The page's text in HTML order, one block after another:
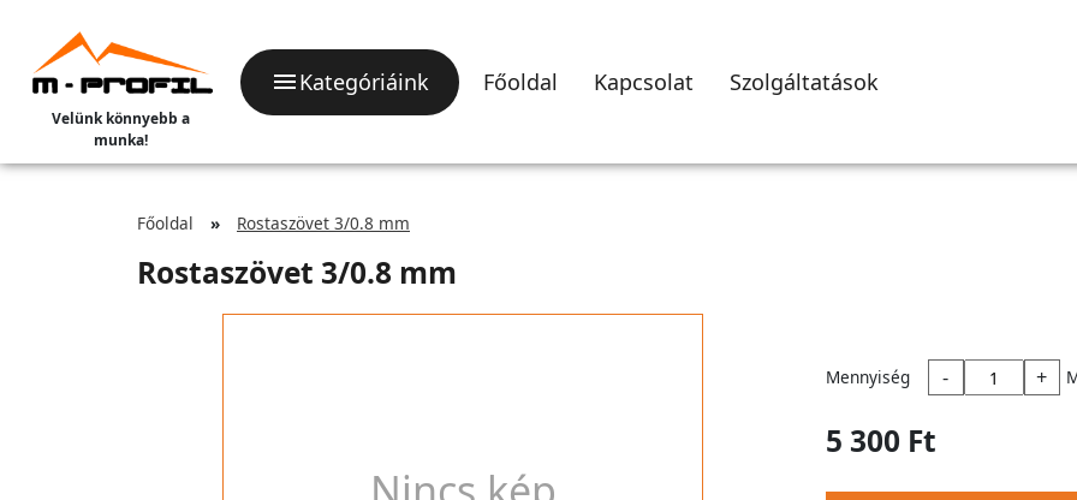
Velünk könnyebb a
munka!
Kategóriáink Főoldal Kapcsolat Szolgáltatások
Főoldal Rostaszövet 3/0.8 mm
Rostaszövet 3/0.8 mm
Mennyiség - +
5 300 Ft